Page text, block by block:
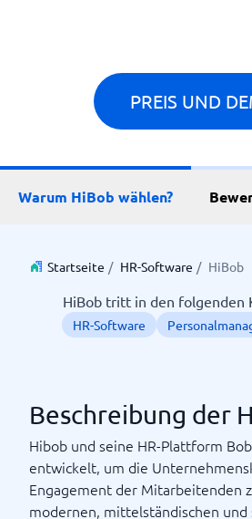
PREIS UND
Warum HiBob wählen?
Startseite / HR-Software / HiBob
HiBob tritt in den folgenden
HR-Software
Beschreibung der
Hibob und seine HR-Plattform
entwickelt, um die
Engagement der Mitarbeitenden
modernen, mittelständischen und